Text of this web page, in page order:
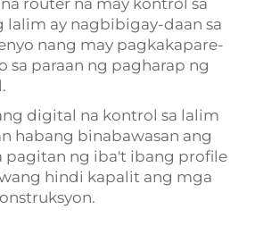
router na may kontrol sa
lalim ay nagbibigay-daan sa
nang may pagkakapare-
paraan ng pagharap ng
digital na kontrol sa lalim
habang binabawasan ang
pagitan ng iba't ibang profile
hindi kapalit ang mga